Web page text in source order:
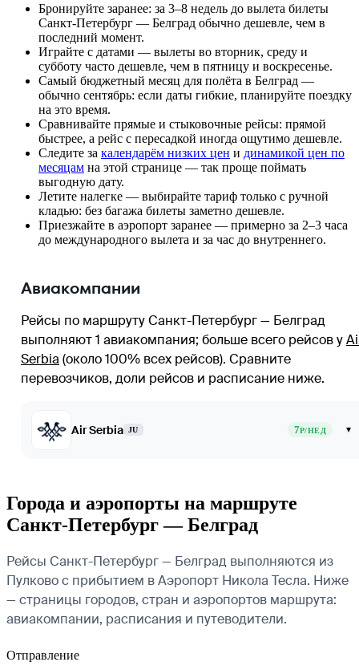
Бронируйте заранее: за 3–8 недель до вылета билеты
Санкт-Петербург — Белград обычно дешевле, чем в
последний момент.
Играйте с датами — вылеты во вторник, среду и
субботу часто дешевле, чем в пятницу и воскресенье.
Самый бюджетный месяц для полёта в Белград —
обычно сентябрь: если даты гибкие, планируйте поездку
на это время.
Сравнивайте прямые и стыковочные рейсы: прямой
быстрее, а рейс с пересадкой иногда ощутимо дешевле.
Следите за календарём низких цен и динамикой цен по
месяцам на этой странице — так проще поймать
выгодную дату.
Летите налегке — выбирайте тариф только с ручной
кладью: без багажа билеты заметно дешевле.
Приезжайте в аэропорт заранее — примерно за 2–3 часа
до международного вылета и за час до внутреннего.
Авиакомпании
Рейсы по маршруту Санкт-Петербург — Белград
выполняют 1 авиакомпания; больше всего рейсов у
Serbia (около 100% всех рейсов). Сравните
перевозчиков, доли рейсов и расписание ниже.
Air Serbia JU 7Р/НЕД ▾
Города и аэропорты на маршруте
Санкт-Петербург — Белград
Рейсы Санкт-Петербург — Белград выполняются из
Пулково с прибытием в Аэропорт Никола Тесла. Ниже
— страницы городов, стран и аэропортов маршрута:
авиакомпании, расписания и путеводители.
Отправление